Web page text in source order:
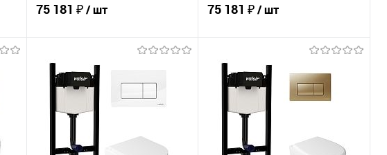
75 181 ₽/ шт
В корзину
Купить в 1 клик
Сравнение
В избранное
75 181 ₽/ шт
В корзину
Купить в 1 клик
Сравнение
В избранное